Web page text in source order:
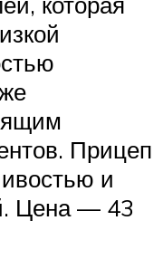
Прицеп
и
Цена — 43